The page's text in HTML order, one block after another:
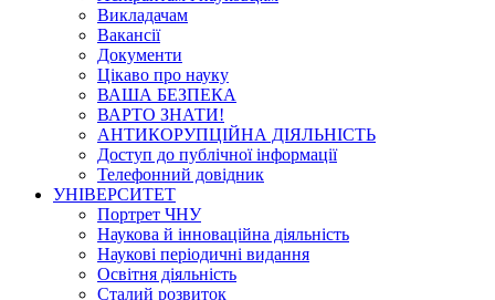
Викладачам
Вакансії
Документи
Цікаво про науку
ВАША БЕЗПЕКА
ВАРТО ЗНАТИ!
АНТИКОРУПЦІЙНА ДІЯЛЬНІСТЬ
Доступ до публічної інформації
Телефонний довідник
УНІВЕРСИТЕТ
Портрет ЧНУ
Наукова й інноваційна діяльність
Наукові періодичні видання
Освітня діяльність
Сталий розвиток